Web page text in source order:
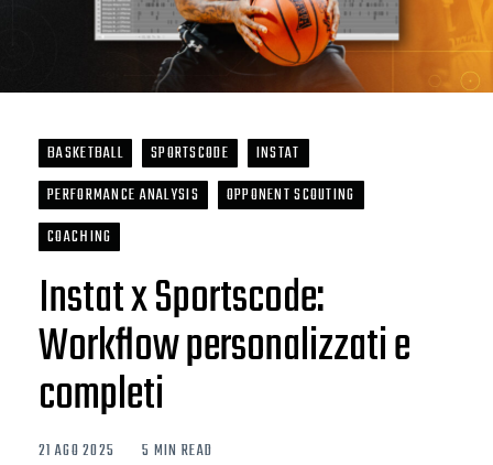
BASKETBALL SPORTSCODE
INSTAT
PERFORMANCE ANALYSIS
OPPONENT SCOUTING
COACHING
Instat x Sportscode:
Workflow personalizzati e
completi
21 AGO 2025 5 MIN READ